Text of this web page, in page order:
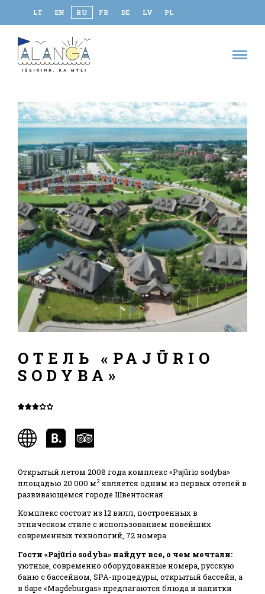
LT EN RU FR DE LV PL
ОТЕЛЬ «PAJŪRIO
SODYBA»
Открытый летом 2008 года комплекс «Pajūrio sodyba»
площадью 20 000 м2 является одним из первых отелей в
развивающемся городе Швентосная.
Комплекс состоит из 12 вилл, построенных в
этническом стиле с использованием новейших
современных технологий, 72 номера.
Гости «Pajūrio sodyba» найдут все, о чем мечтали:
уютные, современно оборудованные номера, русскую
баню с бассейном, SPA-процедуры, открытый бассейн, а
в баре «Magdeburgas» предлагаются блюда и напитки